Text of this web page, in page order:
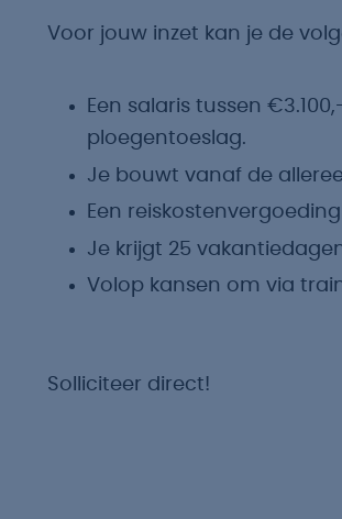
Voor jouw inzet kan je de
Een salaris tussen
ploegentoeslag.
Je bouwt vanaf de
Een
Je krijgt 25
Volop kansen om via
Solliciteer direct!